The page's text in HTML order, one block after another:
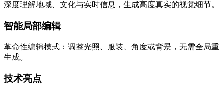
深度理解地域、文化与实时信息，生成高度真实的视觉细节。
智能局部编辑
革命性编辑模式：调整光照、服装、角度或背景，无需全局重
生成。
技术亮点